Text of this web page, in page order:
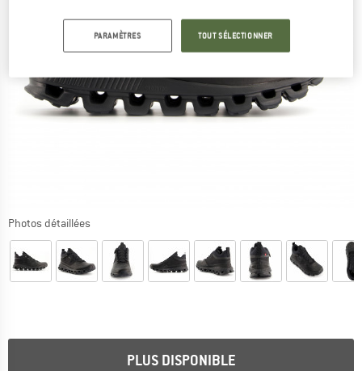
Photos détaillées
PLUS DISPONIBLE
PARAMÈTRES TOUT SÉLECTIONNER